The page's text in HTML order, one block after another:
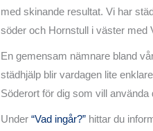
med skinande resultat. Vi har
söder och Hornstull i väster med
En gemensam nämnare bland
städhjälp blir vardagen lite
Söderort för dig som vill använda
Under “Vad ingår?” hittar du